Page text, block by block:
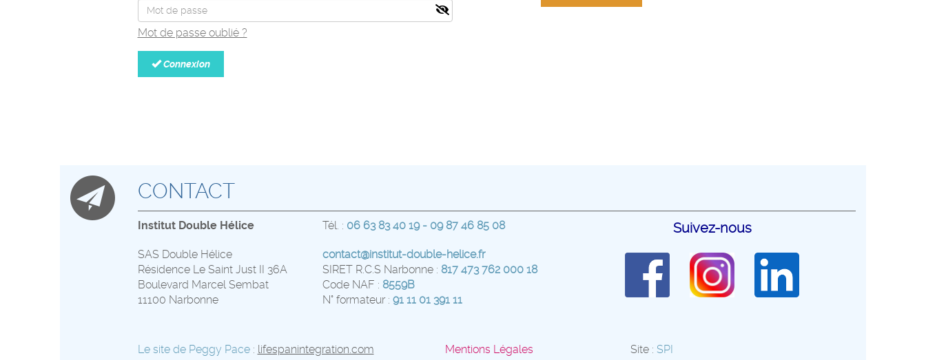
Mot de passe oublié ?
Connexion
CONTACT
Institut Double Hélice
SAS Double Hélice
Résidence Le Saint Just II 36A
Boulevard Marcel Sembat
11100 Narbonne
Tél. : 06 63 83 40 19 - 09 87 46 85 08
contact@institut-double-helice.fr
SIRET R.C.S Narbonne : 817 473 762 000 18
Code NAF : 8559B
N° formateur : 91 11 01 391 11
Suivez-nous
Le site de Peggy Pace: lifespanintegration.com
Mentions Légales
Site : SPI